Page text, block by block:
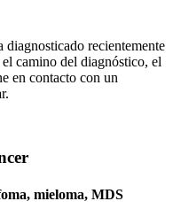
diagnosticado recientemente
camino del diagnóstico, el
en contacto con un
mieloma, MDS